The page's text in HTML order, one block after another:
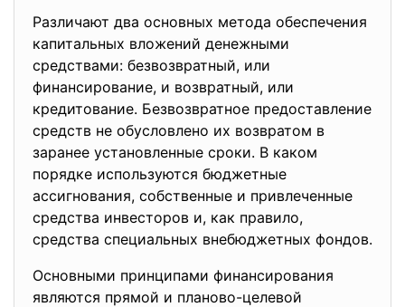
Различают два основных метода обеспечения
капитальных вложений денежными
средствами: безвозвратный, или
финансирование, и возвратный, или
кредитование. Безвозвратное предоставление
средств не обусловлено их возвратом в
заранее установленные сроки. В каком
порядке используются бюджетные
ассигнования, собственные и привлеченные
средства инвесторов и, как правило,
средства специальных внебюджетных фондов.
Основными принципами финансирования
являются прямой и планово-целевой